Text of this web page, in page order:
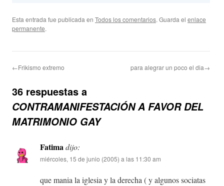
Esta entrada fue publicada en Todos los comentarios. Guarda el enlace
permanente.
←Frikismo extremo para alegrar un poco el dia→
36 respuestas a
CONTRAMANIFESTACIÓN A FAVOR DEL
MATRIMONIO GAY
Fatimadijo:
miércoles, 15 de junio (2005) a las 11:30 am
que mania la iglesia y la derecha ( y algunos sociatas